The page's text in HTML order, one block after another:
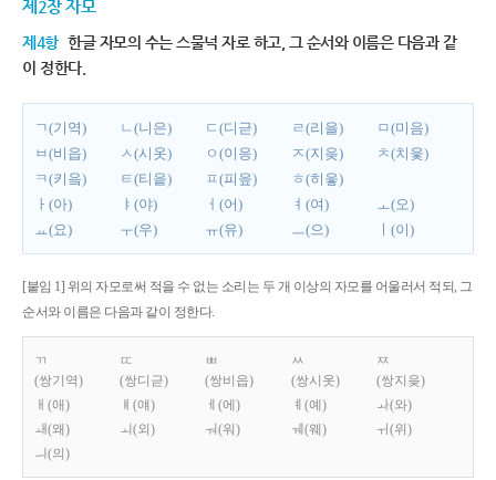
제2장 자모
제4항 한글 자모의 수는 스물넉 자로 하고, 그 순서와 이름은 다음과 같
이 정한다.
ㄱ(기역) ㄴ(니은) ㄷ(디귿) ㄹ(리을)
ㅁ(미음)
ㅂ(비읍)
ㅅ(시옷) ㅇ(이응) ㅈ(지읒)
ㅊ(치읓)
ㅋ(키읔)
ㅌ(티읕) ㅍ(피읖)
ㅎ(히읗)
ㅏ(아)
ㅑ(야) ㅓ(어) ㅕ(여)
ㅗ(오)
ㅛ(요)
ㅜ(우) ㅠ(유) ㅡ(으) ㅣ(이)
[붙임 1] 위의 자모로써 적을 수 없는 소리는 두 개 이상의 자모를 어울러서 적되, 그
순서와 이름은 다음과 같이 정한다.
ㄲ
(쌍기역)
ㄸ
(쌍디귿)
ㅃ
(쌍비읍)
ㅆ
(쌍시옷)
ㅉ
(쌍지읒)
ㅐ(애)
ㅒ(얘) ㅔ(에) ㅖ(예)
ㅘ(와)
ㅙ(왜)
ㅚ(외) ㅝ(워) ㅞ(웨)
ㅟ(위)
ㅢ(의)